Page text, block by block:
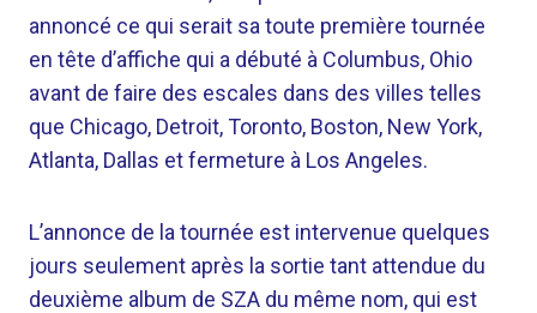
annoncé ce qui serait sa toute première tournée
en tête d’affiche qui a débuté à Columbus, Ohio
avant de faire des escales dans des villes telles
que Chicago, Detroit, Toronto, Boston, New York,
Atlanta, Dallas et fermeture à Los Angeles.
L’annonce de la tournée est intervenue quelques
jours seulement après la sortie tant attendue du
deuxième album de SZA du même nom, qui est